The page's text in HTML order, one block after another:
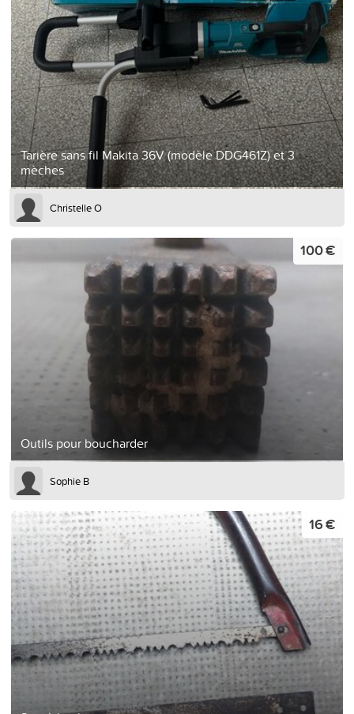
Tarière sans fil Makita 36V (modèle DDG461Z) et 3
mèches
Christelle O
Outils pour boucharder
100 €
Sophie B
16 €